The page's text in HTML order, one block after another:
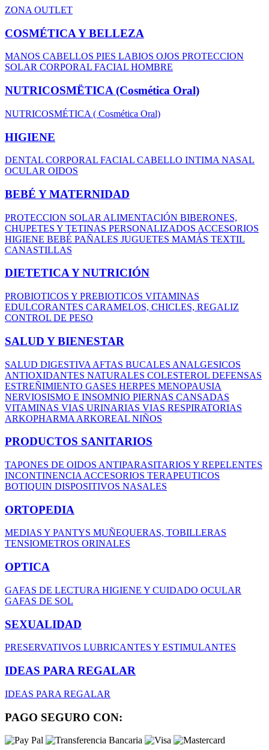
ZONA OUTLET
COSMÉTICA Y BELLEZA
MANOS CABELLOS PIES LABIOS OJOS PROTECCION
SOLAR CORPORAL FACIAL HOMBRE
NUTRICOSMËTICA (Cosmética Oral)
NUTRICOSMÉTICA ( Cosmética Oral)
HIGIENE
DENTAL CORPORAL FACIAL CABELLO INTIMA NASAL
OCULAR OIDOS
BEBÉ Y MATERNIDAD
PROTECCION SOLAR ALIMENTACIÓN BIBERONES,
CHUPETES Y TETINAS PERSONALIZADOS ACCESORIOS
HIGIENE BEBÉ PAÑALES JUGUETES MAMÁS TEXTIL
CANASTILLAS
DIETETICA Y NUTRICIÓN
PROBIOTICOS Y PREBIOTICOS VITAMINAS
EDULCORANTES CARAMELOS, CHICLES, REGALIZ
CONTROL DE PESO
SALUD Y BIENESTAR
SALUD DIGESTIVA AFTAS BUCALES ANALGESICOS
ANTIOXIDANTES NATURALES COLESTEROL DEFENSAS
ESTREÑIMIENTO GASES HERPES MENOPAUSIA
NERVIOSISMO E INSOMNIO PIERNAS CANSADAS
VITAMINAS VIAS URINARIAS VIAS RESPIRATORIAS
ARKOPHARMA ARKOREAL NIÑOS
PRODUCTOS SANITARIOS
TAPONES DE OIDOS ANTIPARASITARIOS Y REPELENTES
INCONTINENCIA ACCESORIOS TERAPEUTICOS
BOTIQUIN DISPOSITIVOS NASALES
ORTOPEDIA
MEDIAS Y PANTYS MUÑEQUERAS, TOBILLERAS
TENSIOMETROS ORINALES
OPTICA
GAFAS DE LECTURA HIGIENE Y CUIDADO OCULAR
GAFAS DE SOL
SEXUALIDAD
PRESERVATIVOS LUBRICANTES Y ESTIMULANTES
IDEAS PARA REGALAR
IDEAS PARA REGALAR
PAGO SEGURO CON: